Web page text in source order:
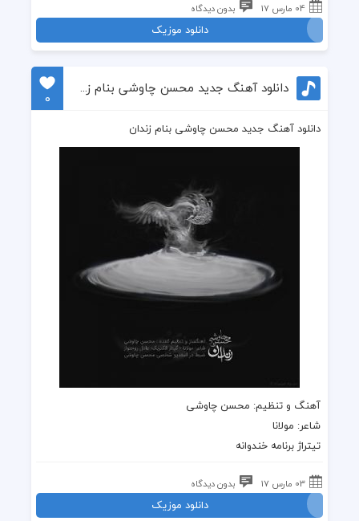
04 مارس 17 بدون دیدگاه
دانلود موزیک
دانلود آهنگ جدید محسن چاوشی بنام زندان
0
دانلود آهنگ جدید محسن چاوشی بنام زندان
آهنگ و تنظیم: محسن چاوشی
شاعر: مولانا
تیتراژ برنامه خندوانه
03 مارس 17 بدون دیدگاه
دانلود موزیک